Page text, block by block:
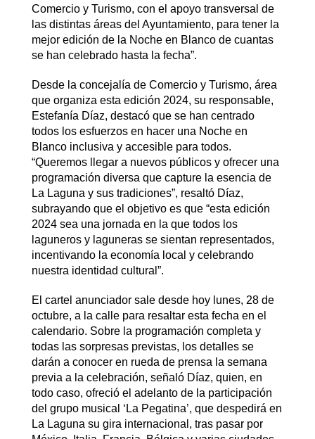
Comercio y Turismo, con el apoyo transversal de
las distintas áreas del Ayuntamiento, para tener la
mejor edición de la Noche en Blanco de cuantas
se han celebrado hasta la fecha”.
Desde la concejalía de Comercio y Turismo, área
que organiza esta edición 2024, su responsable,
Estefanía Díaz, destacó que se han centrado
todos los esfuerzos en hacer una Noche en
Blanco inclusiva y accesible para todos.
“Queremos llegar a nuevos públicos y ofrecer una
programación diversa que capture la esencia de
La Laguna y sus tradiciones”, resaltó Díaz,
subrayando que el objetivo es que “esta edición
2024 sea una jornada en la que todos los
laguneros y laguneras se sientan representados,
incentivando la economía local y celebrando
nuestra identidad cultural”.
El cartel anunciador sale desde hoy lunes, 28 de
octubre, a la calle para resaltar esta fecha en el
calendario. Sobre la programación completa y
todas las sorpresas previstas, los detalles se
darán a conocer en rueda de prensa la semana
previa a la celebración, señaló Díaz, quien, en
todo caso, ofreció el adelanto de la participación
del grupo musical ‘La Pegatina’, que despedirá en
La Laguna su gira internacional, tras pasar por